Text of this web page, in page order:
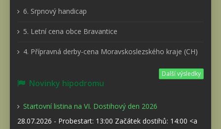
6. Srpnový handicap
5. Letní cena obce Bravantice
4. Přípravná derby-cena Moravskoslezského kraje (CH)
Další výsledky
Novinky hipodromu
Startovní listina na VI. Dostihový den 2026
28.07.2026 - Probestart: 13:00 Začátek dostihů: 14:00 <a